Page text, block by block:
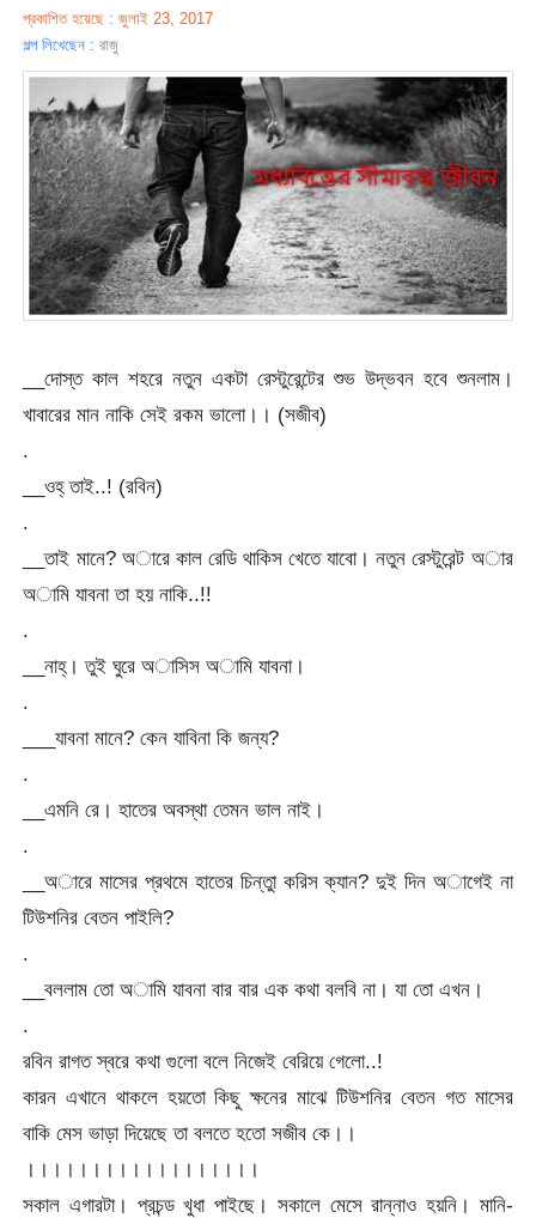
প্রকাশিত হয়েছে : জুলাই 23, 2017
গল্প লিখেছেন :রাজু
__দোস্ত কাল শহরে নতুন একটা রেস্টুরেন্টের শুভ উদ্ভবন হবে শুনলাম।
খাবারের মান নাকি সেই রকম ভালো।। (সজীব)
.
__ওহ্ তাই..! (রবিন)
.
__তাই মানে? অারে কাল রেডি থাকিস খেতে যাবো। নতুন রেস্টুরেন্ট অার
অামি যাবনা তা হয় নাকি..!!
.
__নাহ্। তুই ঘুরে অাসিস অামি যাবনা।
.
___যাবনা মানে? কেন যাবিনা কি জন্য?
.
__এমনি রে। হাতের অবস্থা তেমন ভাল নাই।
.
__অারে মাসের প্রথমে হাতের চিন্তুা করিস ক্যান? দুই দিন অাগেই না
টিউশনির বেতন পাইলি?
.
__বললাম তো অামি যাবনা বার বার এক কথা বলবি না। যা তো এখন।
.
রবিন রাগত স্বরে কথা গুলো বলে নিজেই বেরিয়ে গেলো..!
কারন এখানে থাকলে হয়তো কিছু ক্ষনের মাঝে টিউশনির বেতন গত মাসের
বাকি মেস ভাড়া দিয়েছে তা বলতে হতো সজীব কে।।
।।।।।।।।।।।।।।।।।।
সকাল এগারটা। প্রচন্ড খুধা পাইছে। সকালে মেসে রান্নাও হয়নি। মানি-